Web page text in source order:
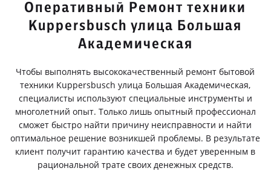
Оперативный Ремонт техники
Kuppersbusch улица Большая
Академическая
Чтобы выполнять высококачественный ремонт бытовой
техники Kuppersbusch улица Большая Академическая,
специалисты используют специальные инструменты и
многолетний опыт. Только лишь опытный профессионал
сможет быстро найти причину неисправности и найти
оптимальное решение возникшей проблемы. В результате
клиент получит гарантию качества и будет уверенным в
рациональной трате своих денежных средств.